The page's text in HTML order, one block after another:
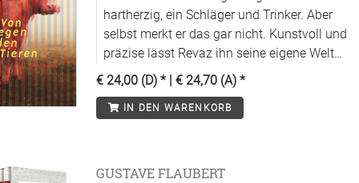
hartherzig, ein Schläger und Trinker. Aber
selbst merkt er das gar nicht. Kunstvoll und
präzise lässt Revaz ihn seine eigene Welt
schildern - und sich dekuvrieren.
€ 24,00 (D) * | € 24,70 (A) *
IN DEN WARENKORB
GUSTAVE FLAUBERT